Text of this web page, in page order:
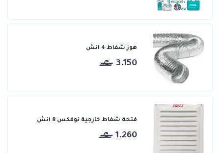
هوز شفاط 4 انش
3.150
فتحة شفاط خارجية نوفكس 8 انش
1.260